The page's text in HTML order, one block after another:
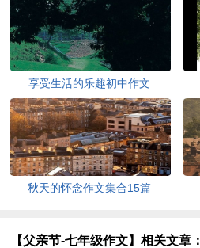
享受生活的乐趣初中作文
秋天的怀念作文集合15篇
【父亲节-七年级作文】相关文章：